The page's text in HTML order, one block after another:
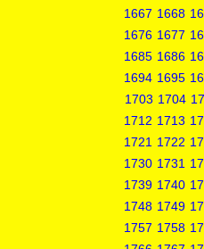
1667 1668
1676 1677
1685 1686
1694 1695
1703 1704
1712 1713
1721 1722
1730 1731
1739 1740
1748 1749
1757 1758